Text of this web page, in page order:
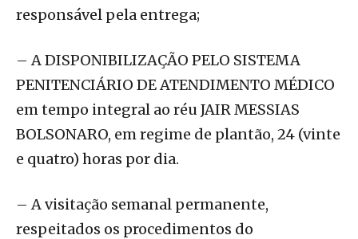
responsável pela entrega;
– A DISPONIBILIZAÇÃO PELO SISTEMA
PENITENCIÁRIO DE ATENDIMENTO MÉDICO
em tempo integral ao réu JAIR MESSIAS
BOLSONARO, em regime de plantão, 24 (vinte
e quatro) horas por dia.
– A visitação semanal permanente,
respeitados os procedimentos do